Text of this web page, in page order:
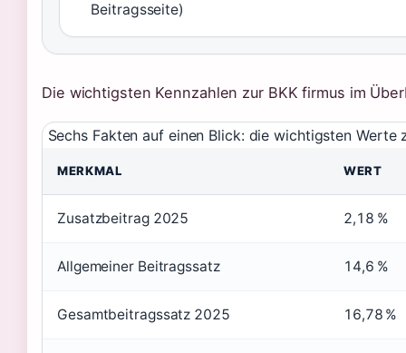
Beitragsseite)
Die wichtigsten Kennzahlen zur BKK firmus im
Sechs Fakten auf einen Blick: die wichtigsten Werte
MERKMAL WERT
Zusatzbeitrag 2025 2,18 %
Allgemeiner Beitragssatz 14,6 %
Gesamtbeitragssatz 2025 16,78 %